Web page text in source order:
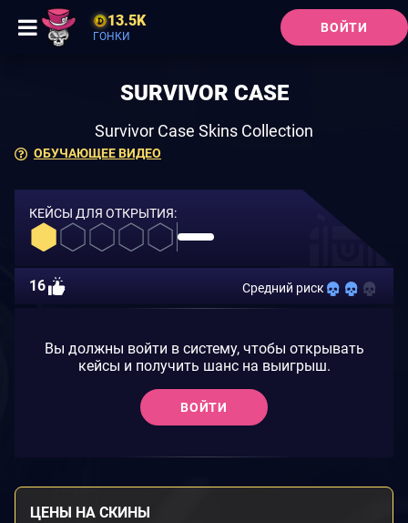
13.5K
ГОНКИ
ВОЙТИ
ОБУЧАЮЩЕЕ ВИДЕО
SURVIVOR CASE
Survivor Case Skins Collection
КЕЙСЫ ДЛЯ ОТКРЫТИЯ:
16 Средний риск
Вы должны войти в систему, чтобы открывать
кейсы и получить шанс на выигрыш.
ВОЙТИ
ЦЕНЫ НА СКИНЫ